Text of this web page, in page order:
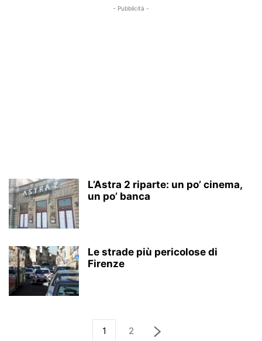
- Pubblicità -
L’Astra 2 riparte: un po’ cinema,
un po’ banca
Le strade più pericolose di
Firenze
1 2